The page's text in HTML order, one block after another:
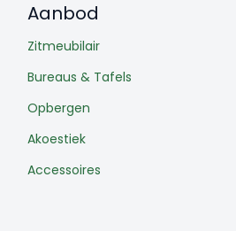
Aanbod
Zitmeubilair
Bureaus & Tafels
Opbergen
Akoestiek
Accessoires